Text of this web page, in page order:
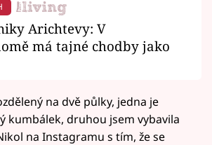
Arichtevy: V
má tajné chodby jako
na dvě půlky, jedna je
kumbálek, druhou jsem vybavila
na Instagramu s tím, že se